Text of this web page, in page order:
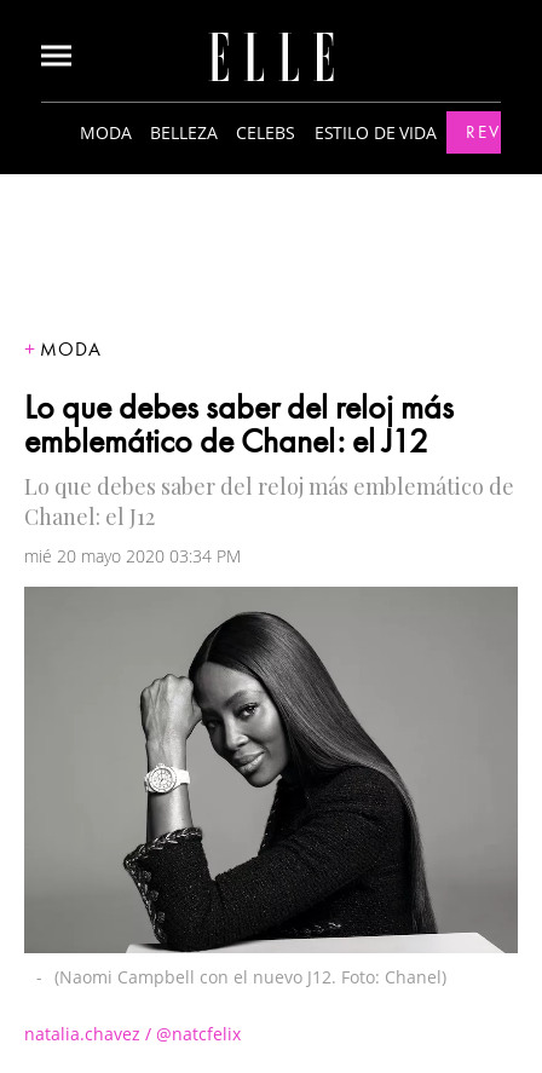
MODA BELLEZA CELEBS ESTILO DE VIDA
MODA
Lo que debes saber del reloj más
emblemático de Chanel: el J12
Lo que debes saber del reloj más emblemático de
Chanel: el J12
mié 20 mayo 2020 03:34 PM
- (Naomi Campbell con el nuevo J12. Foto: Chanel)
natalia.chavez / @natcfelix